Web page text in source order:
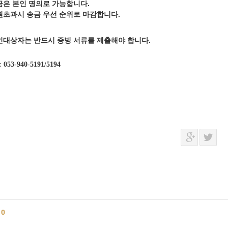
본인 명의로 가능합니다.
과시 송금 우선 순위로 마감합니다.
상자는 반드시 증빙 서류를 제출해야 합니다.
: 053-940-5191/5194
0